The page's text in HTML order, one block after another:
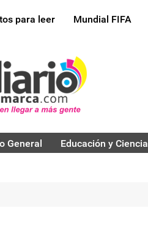
para leer Mundial FIFA
General Educación y Ciencia